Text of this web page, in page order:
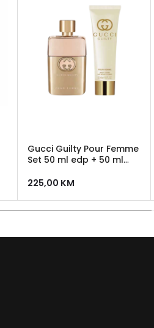
Gucci Guilty Pour Femme
Set 50 ml edp + 50 ml
225,00 KM